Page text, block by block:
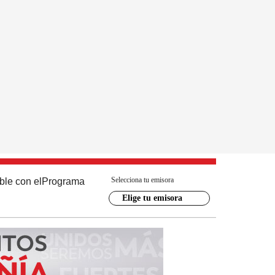
con el Programa Selecciona tu emisora
Elige tu emisora